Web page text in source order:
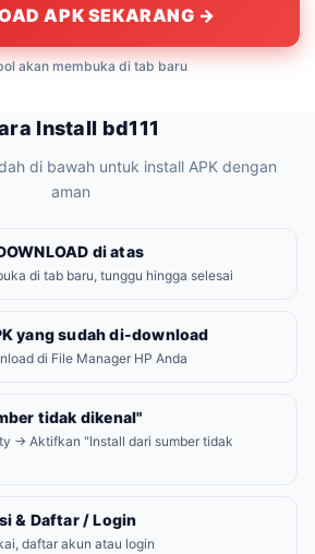
APK SEKARANG →
akan membuka di tab baru
Install bd111
di bawah untuk install APK dengan
aman
di atas
di tab baru, tunggu hingga selesai
yang sudah di-download
di File Manager HP Anda
tidak dikenal"
→ Aktifkan "Install dari sumber tidak
& Daftar / Login
daftar akun atau login